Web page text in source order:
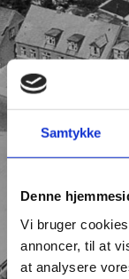
Samtykke
Denne
Vi bruger
annoncer, til at
at analysere